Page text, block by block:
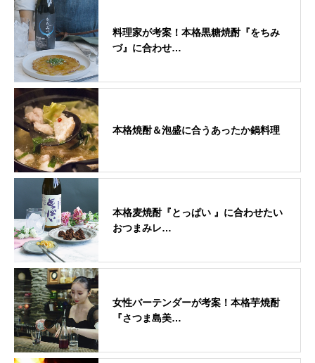
料理家が考案！本格黒糖焼酎『をちみ
づ』に合わせ…
本格焼酎＆泡盛に合うあったか鍋料理
本格麦焼酎『とっぱい 』に合わせたい
おつまみレ…
女性バーテンダーが考案！本格芋焼酎
『さつま島美…